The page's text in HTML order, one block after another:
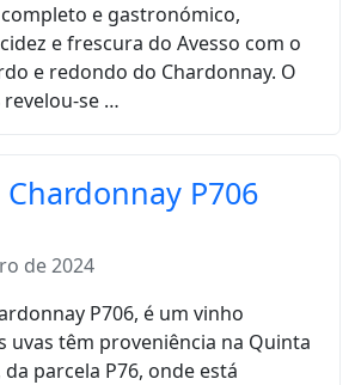
e gastronómico,
e frescura do Avesso com o
e redondo do Chardonnay. O
se …
P706
de 2024
P706, é um vinho
uvas têm proveniência na Quinta
parcela P76, onde está